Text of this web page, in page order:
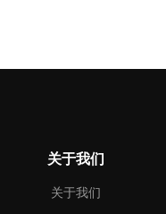
关于我们
关于我们